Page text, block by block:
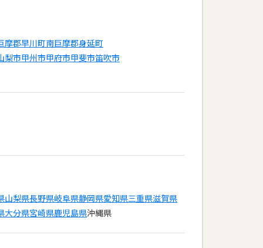
摩郡早川町南巨摩郡身延町
梨市甲州市甲府市甲斐市笛吹市
山梨県長野県岐阜県静岡県愛知県三重県滋賀県
大分県宮崎県鹿児島県沖縄県